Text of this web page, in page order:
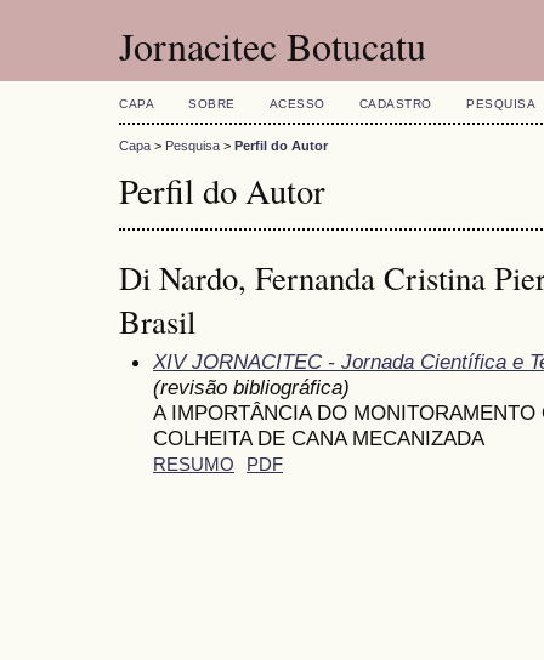
Jornacitec Botucatu
CAPA SOBRE ACESSO CADASTRO PESQUISA
Capa > Pesquisa > Perfil do Autor
Perfil do Autor
Di Nardo, Fernanda Cristina
Brasil
XIV JORNACITEC - Jornada Científica e
(revisão bibliográfica)
A IMPORTÂNCIA DO
COLHEITA DE CANA MECANIZADA
RESUMO PDF